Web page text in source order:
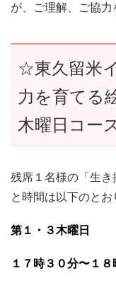
が、ご理解、ご協力
☆東久留米
力を育てる
木曜日コー
残席１名様の「生き
と時間は以下のとお
第１・３木曜日
１７時３０分〜１